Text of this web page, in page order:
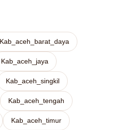
Kab_aceh_barat_daya
Kab_aceh_jaya
Kab_aceh_singkil
Kab_aceh_tengah
Kab_aceh_timur